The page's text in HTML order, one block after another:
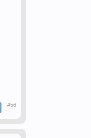
#56